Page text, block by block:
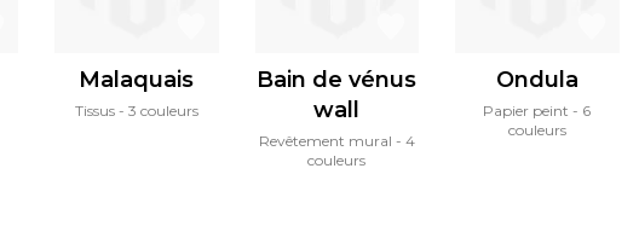
Malaquais
Tissus 3 couleurs
Bain de vénus
wall
Revêtement mural
4
couleurs
Ondula
Papier peint
6
couleurs